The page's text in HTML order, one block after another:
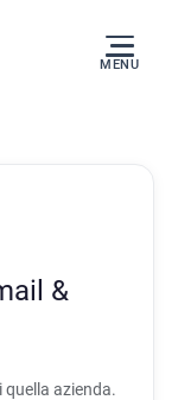
MENU
&
quella azienda.